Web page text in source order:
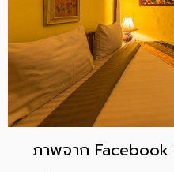
ภาพจาก Facebook